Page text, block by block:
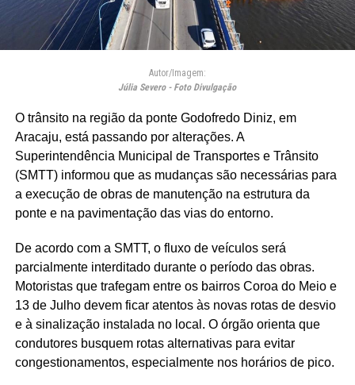
Autor/Imagem:
Júlia Severo - Foto Divulgação
O trânsito na região da ponte Godofredo Diniz, em
Aracaju, está passando por alterações. A
Superintendência Municipal de Transportes e Trânsito
(SMTT) informou que as mudanças são necessárias para
a execução de obras de manutenção na estrutura da
ponte e na pavimentação das vias do entorno.
De acordo com a SMTT, o fluxo de veículos será
parcialmente interditado durante o período das obras.
Motoristas que trafegam entre os bairros Coroa do Meio e
13 de Julho devem ficar atentos às novas rotas de desvio
e à sinalização instalada no local. O órgão orienta que
condutores busquem rotas alternativas para evitar
congestionamentos, especialmente nos horários de pico.